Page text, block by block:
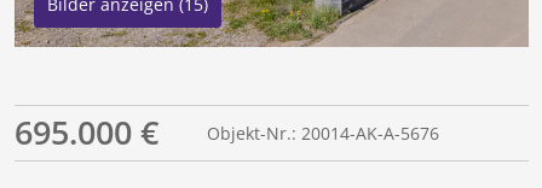
695.000 € Objekt-Nr.: 20014-AK-A-5676